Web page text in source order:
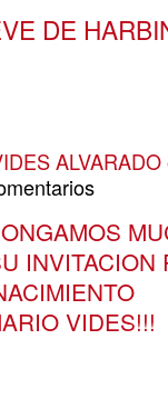
DE
ALVARADO
INVITACION
VIDES!!!